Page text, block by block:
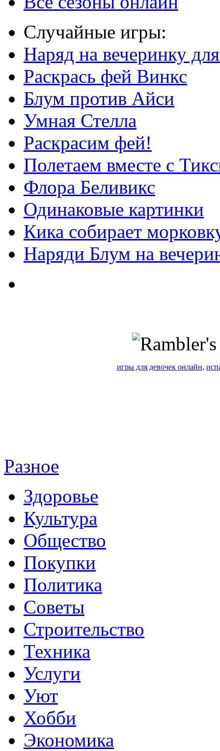
Случайные игры:
Наряд на вечеринку
Раскрась фей Винкс
Блум против Айси
Умная Стелла
Раскрасим фей!
Полетаем вместе с
Флора Беливикс
Одинаковые картинки
Кика собирает
Наряди Блум на
игры для девочек онлайн,
Разное
Здоровье
Культура
Общество
Покупки
Политика
Советы
Строительство
Техника
Услуги
Уют
Хобби
Экономика